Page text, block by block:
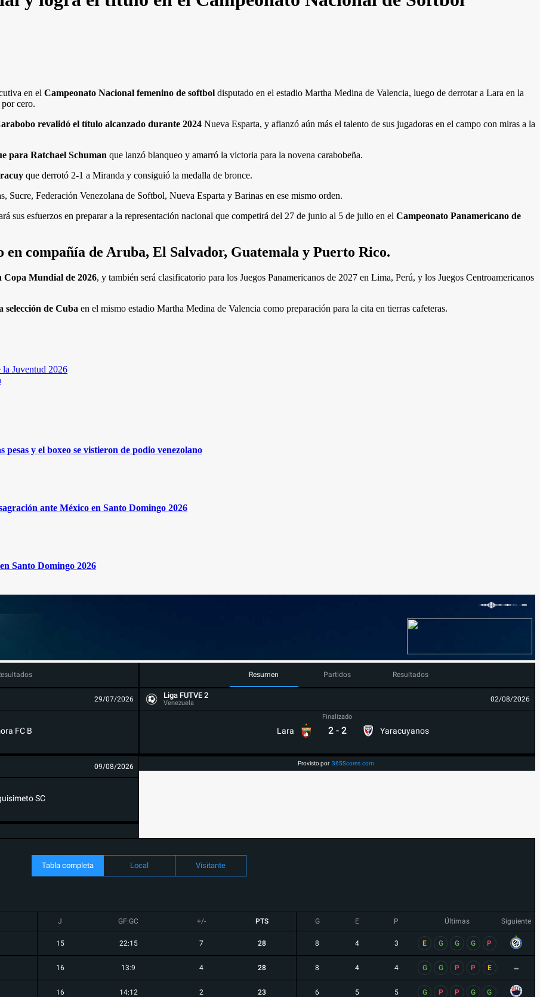
en el Campeonato Nacional femenino de softbol disputado en el estadio Martha Medina de Valencia, luego de derrotar a Lara en la
cero.
revalidó el título alcanzado durante 2024 Nueva Esparta, y afianzó aún más el talento de sus jugadoras en el campo con miras a la
para Ratchael Schuman que lanzó blanqueo y amarró la victoria para la novena carabobeña.
que derrotó 2-1 a Miranda y consiguió la medalla de bronce.
Sucre, Federación Venezolana de Softbol, Nueva Esparta y Barinas en ese mismo orden.
sus esfuerzos en preparar a la representación nacional que competirá del 27 de junio al 5 de julio en el Campeonato Panamericano de
en compañía de Aruba, El Salvador, Guatemala y Puerto Rico.
Copa Mundial de 2026, y también será clasificatorio para los Juegos Panamericanos de 2027 en Lima, Perú, y los Juegos Centroamericanos
selección de Cuba en el mismo estadio Martha Medina de Valencia como preparación para la cita en tierras cafeteras.
la Juventud 2026
y el boxeo se vistieron de podio venezolano
ante México en Santo Domingo 2026
Santo Domingo 2026
29/07/2026
FC B
09/08/2026
SC
Resumen Partidos Resultados
Liga FUTVE 2
Venezuela 02/08/2026
Lara
Finalizado
2 - 2 Yaracuyanos
Provisto por 365Scores.com
Tabla completa Local Visitante
J GF:GC +/- PTS G E P Últimas Siguiente
15 22:15 7 28 8 4 3 E G G G P
16 13:9 4 28 8 4 4 G G P P E -
16 14:12 2 23 6 5 5 G P P G G